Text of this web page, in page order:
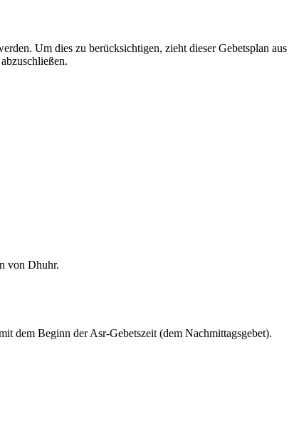
Um dies zu berücksichtigen, zieht dieser Gebetsplan aus
von Dhuhr.
dem Beginn der Asr-Gebetszeit (dem Nachmittagsgebet).